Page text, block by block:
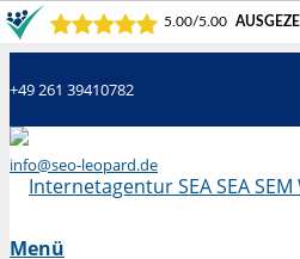
+49 261 39410782
info@seo-leopard.de
Menü